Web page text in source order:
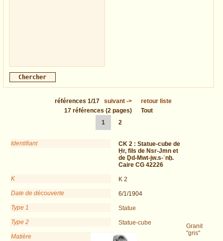
références 1/17 suivant->
retour liste
17 références (2 pages)
Tout
1
2
Identifiant CK 2 : Statue-cube de
Ḥr, fils de Nsr-Jmn et
de Ḏd-Mwt-jw.s-ʿnḫ.
Caire CG 42226
K
K 2
Date de découverte
6/1/1904
Type 1
Statue
Type 2
Statue-cube
Matière
Granit
"gris"